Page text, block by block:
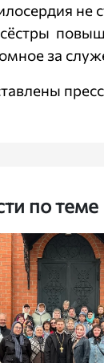
не
за
по теме